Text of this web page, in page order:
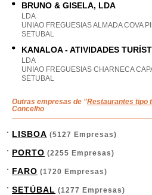
BRUNO & GISELA, LDA
LDA
UNIAO FREGUESIAS ALMADA COVA
SETUBAL
KANALOA - ATIVIDADES
LDA
UNIAO FREGUESIAS CHARNECA
SETUBAL
Outras empresas de "Restaurantes tipo
Concelho
LISBOA (5127 Empresas)
PORTO (2255 Empresas)
FARO (1720 Empresas)
SETÚBAL (1277 Empresas)